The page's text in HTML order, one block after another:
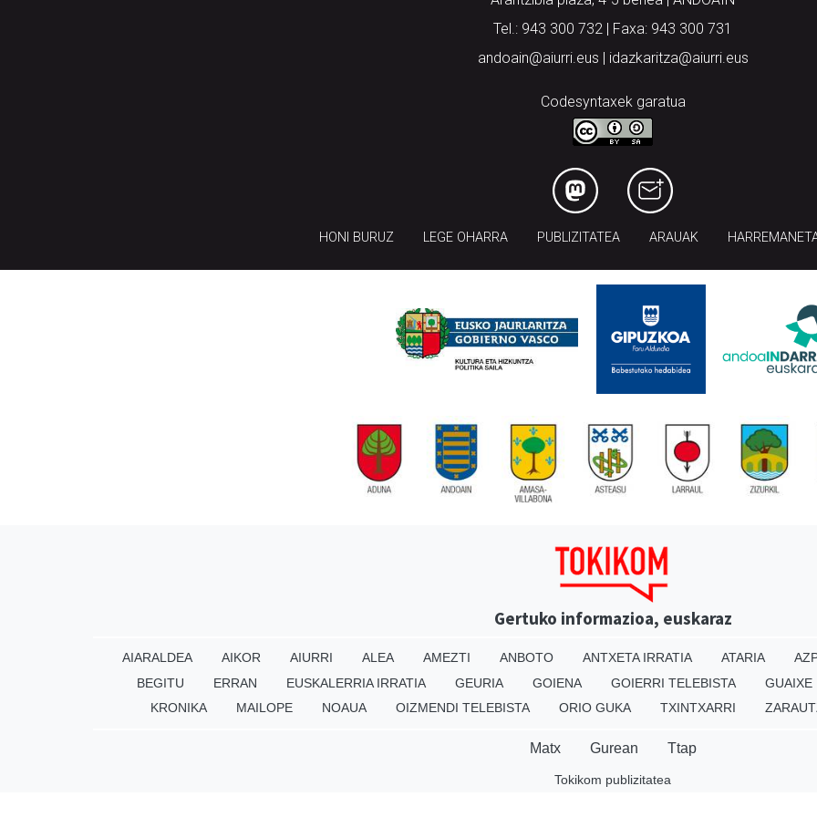
Tel.: 943 300 732 | Faxa: 943 300 731
andoain@aiurri.eus | idazkaritza@aiurri.eus
Codesyntaxek garatua
HONI BURUZ LEGE OHARRA PUBLIZITATEA ARAUAK
Gertuko informazioa, euskaraz
AIARALDEA AIKOR AIURRI ALEA AMEZTI ANBOTO ANTXETA IRRATIA ATARIA
BEGITU
ERRAN EUSKALERRIA IRRATIA GEURIA GOIENA GOIERRI TELEBISTA GUAIXE
KRONIKA
MAILOPE NOAUA OIZMENDI TELEBISTA ORIO GUKA TXINTXARRI
Matx Gurean Ttap
Tokikom publizitatea